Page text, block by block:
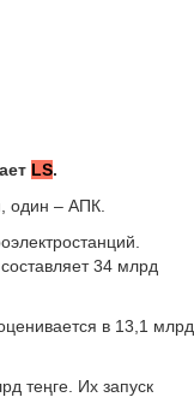
LS.
один – АПК.
34 млрд
в 13,1 млрд
теңге. Их запуск